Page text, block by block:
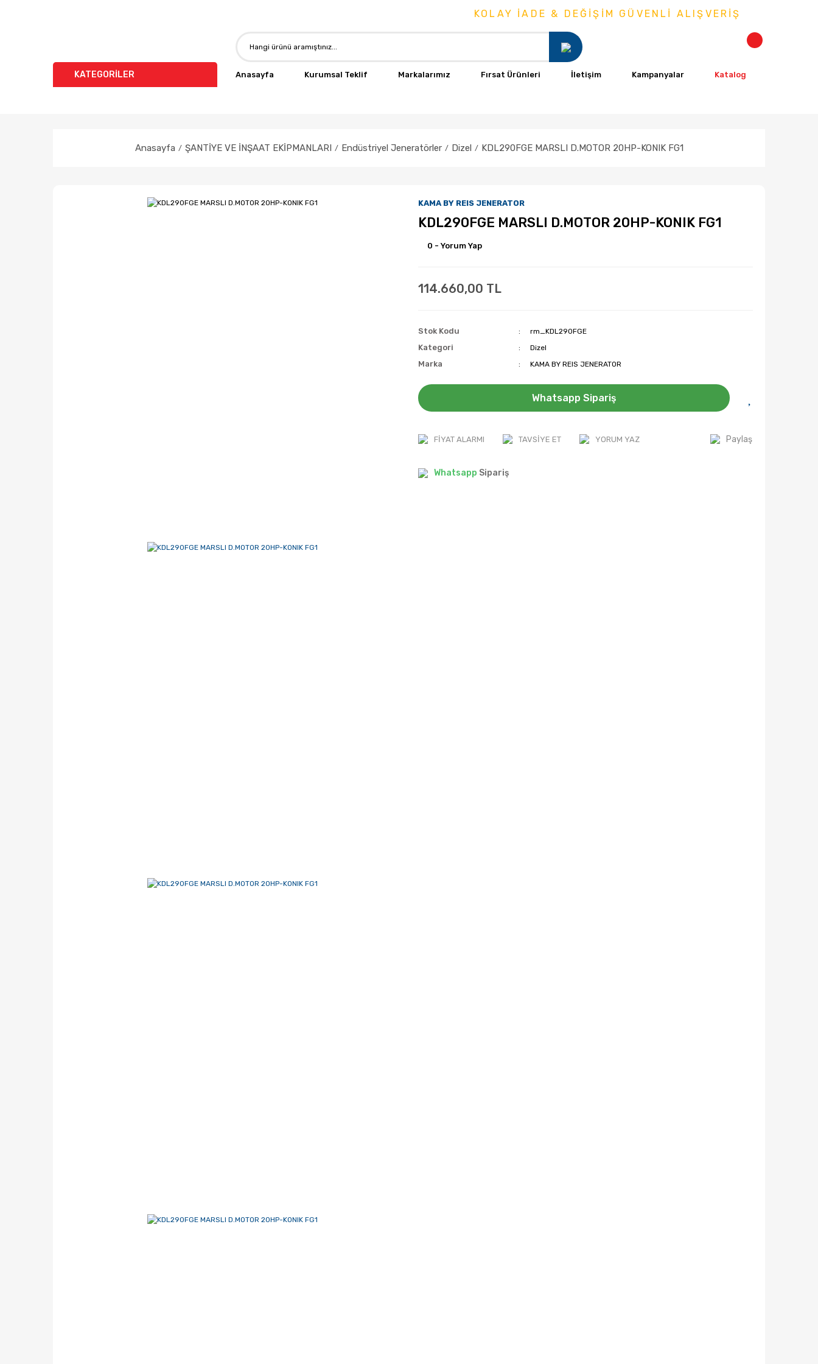
KOLAY İADE & DEĞİŞİM GÜVENLİ ALIŞVERİŞ
KATEGORİLER Anasayfa Kurumsal Teklif Markalarımız Fırsat Ürünleri İletişim Kampanyalar Katalog
Anasayfa ŞANTİYE VE İNŞAAT EKİPMANLARI Endüstriyel Jeneratörler Dizel KDL290FGE MARSLI D.MOTOR 20HP-KONIK FG1
KAMA BY REIS JENERATOR
KDL290FGE MARSLI D.MOTOR 20HP-KONIK FG1
0 - Yorum Yap
114.660,00 TL
Stok Kodu rm_KDL290FGE
Kategori Dizel
Marka KAMA BY REIS JENERATOR
Whatsapp Sipariş
FIYAT ALARMI TAVSIYE ET YORUM YAZ Paylaş
Whatsapp Sipariş